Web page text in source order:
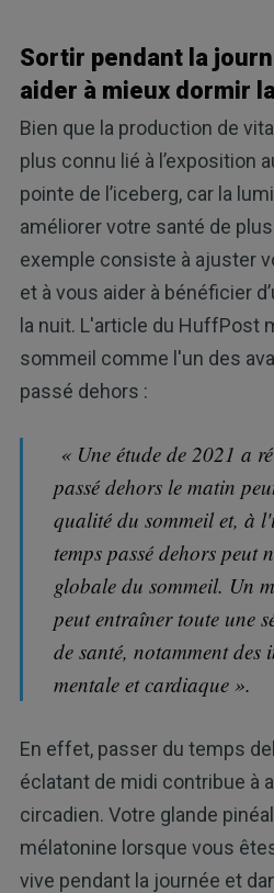
Sortir pendant la
aider à mieux dormir
Bien que la production de
plus connu lié à l’exposition
pointe de l’iceberg, car la
améliorer votre santé de
exemple consiste à ajuster
et à vous aider à bénéficier
la nuit. L'article du HuffPost
sommeil comme l'un des
passé dehors :
« Une étude de 2021 a
passé dehors le matin
qualité du sommeil et, à
temps passé dehors peut
globale du sommeil. Un
peut entraîner toute une
de santé, notamment des
mentale et cardiaque ».
En effet, passer du temps
éclatant de midi contribue à
circadien. Votre glande
mélatonine lorsque vous
vive pendant la journée et